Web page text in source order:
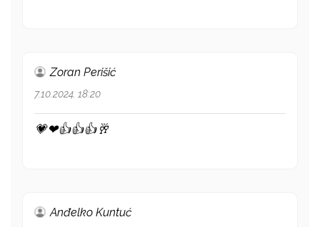
Zoran Perišić
7.10.2024. 18:20
💗❤👍👍👍🥂
Anđelko Kuntuć